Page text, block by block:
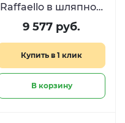
Raffaello в шляпной
коробке
9 577 руб.
Купить в 1 клик
В корзину